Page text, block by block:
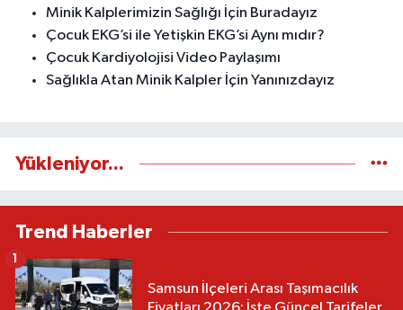
Minik Kalplerimizin Sağlığı İçin Buradayız
Çocuk EKG’si ile Yetişkin EKG’si Aynı mıdır?
Çocuk Kardiyolojisi Video Paylaşımı
Sağlıkla Atan Minik Kalpler İçin Yanınızdayız
Yükleniyor...
Trend Haberler
Samsun İlçeleri Arası Taşımacılık
1